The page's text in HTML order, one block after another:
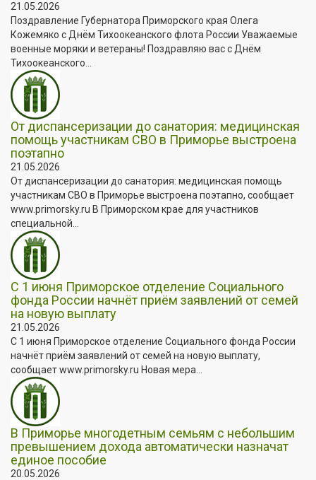
21.05.2026
Поздравление Губернатора Приморского края Олега
Кожемяко с Днём Тихоокеанского флота России Уважаемые
военные моряки и ветераны! Поздравляю вас с Днём
Тихоокеанского...
От диспансеризации до санатория: медицинская
помощь участникам СВО в Приморье выстроена
поэтапно
21.05.2026
От диспансеризации до санатория: медицинская помощь
участникам СВО в Приморье выстроена поэтапно, сообщает
www.primorsky.ru В Приморском крае для участников
специальной...
С 1 июня Приморское отделение Социального
фонда России начнёт приём заявлений от семей
на новую выплату
21.05.2026
С 1 июня Приморское отделение Социального фонда России
начнёт приём заявлений от семей на новую выплату,
сообщает www.primorsky.ru Новая мера...
В Приморье многодетным семьям с небольшим
превышением дохода автоматически назначат
единое пособие
20.05.2026